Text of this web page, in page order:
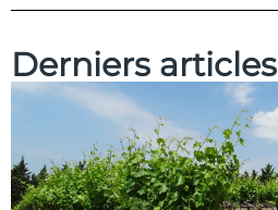
Derniers articles